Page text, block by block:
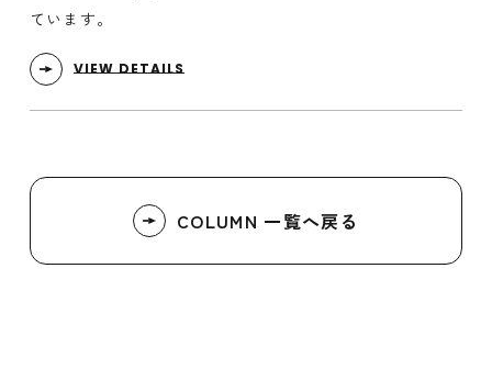
ています。
VIEW DETAILS
COLUMN 一覧へ戻る